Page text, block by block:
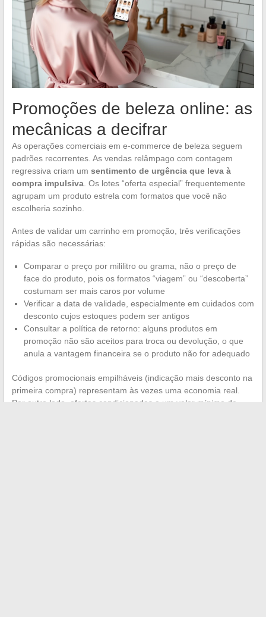
Promoções de beleza online: as
mecânicas a decifrar
As operações comerciais em e-commerce de beleza seguem
padrões recorrentes. As vendas relâmpago com contagem
regressiva criam um sentimento de urgência que leva à
compra impulsiva. Os lotes “oferta especial” frequentemente
agrupam um produto estrela com formatos que você não
escolheria sozinho.
Antes de validar um carrinho em promoção, três verificações
rápidas são necessárias:
Comparar o preço por mililitro ou grama, não o preço de
face do produto, pois os formatos “viagem” ou “descoberta”
costumam ser mais caros por volume
Verificar a data de validade, especialmente em cuidados com
desconto cujos estoques podem ser antigos
Consultar a política de retorno: alguns produtos em
promoção não são aceitos para troca ou devolução, o que
anula a vantagem financeira se o produto não for adequado
Códigos promocionais empilháveis (indicação mais desconto na
primeira compra) representam às vezes uma economia real.
Por outro lado, ofertas condicionadas a um valor mínimo de